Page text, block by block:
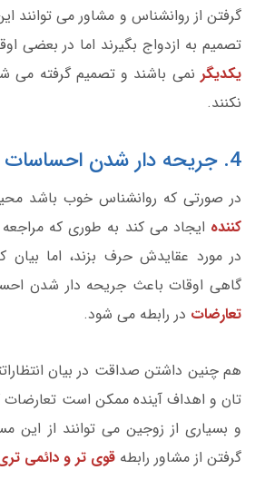
گرفتن از روانشناس و مشاور می توانند
تصمیم به ازدواج بگیرند اما در بعضی
یکدیگر نمی باشند و تصمیم گرفته می
نکنند.
4. جریحه دار شدن احساسات
در صورتی که روانشناس خوب باشد
کننده ایجاد می کند به طوری که
در مورد عقایدش حرف بزند، اما بیان
گاهی اوقات باعث جریحه دار شدن
تعارضات در رابطه می شود.
هم چنین داشتن صداقت در بیان
تان و اهداف آینده ممکن است تعارضات
و بسیاری از زوجین می توانند از این
گرفتن از مشاور رابطه قوی تر و دائمی